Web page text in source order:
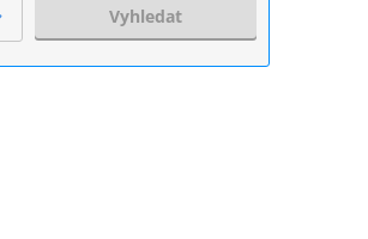
Vyhledat